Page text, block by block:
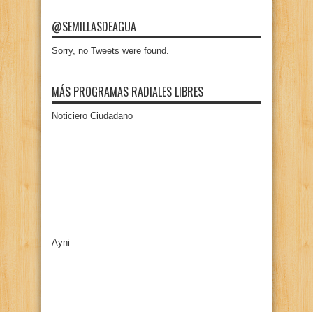
@SEMILLASDEAGUA
Sorry, no Tweets were found.
MÁS PROGRAMAS RADIALES LIBRES
Noticiero Ciudadano
Ayni